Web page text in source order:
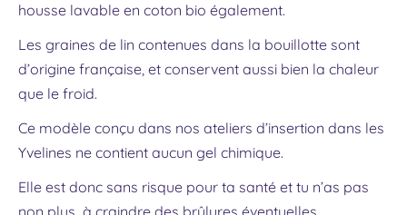
housse lavable en coton bio également.
Les graines de lin contenues dans la bouillotte sont
d’origine française, et conservent aussi bien la chaleur
que le froid.
Ce modèle conçu dans nos ateliers d’insertion dans les
Yvelines ne contient aucun gel chimique.
Elle est donc sans risque pour ta santé et tu n’as pas